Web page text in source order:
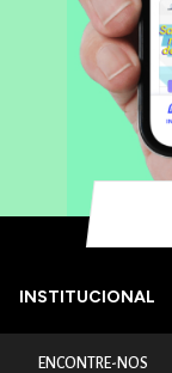
INSTITUCIONAL
ENCONTRE-NOS